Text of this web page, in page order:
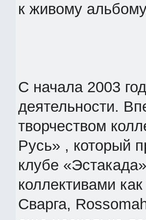
к живому
С начала 2003
деятельности.
творчеством
Русь» , который
клубе
коллективами
Сварга,